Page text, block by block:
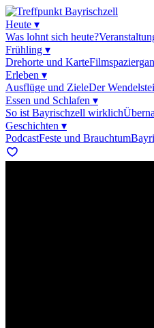
Heute ▾
Was lohnt sich heute?
Frühling ▾
Drehorte und Karte
Erleben ▾
Ausflüge und ZieleDer
Essen und Schlafen ▾
So ist Bayrischzell wirklich
Geschichten ▾
PodcastFeste und Brauchtum